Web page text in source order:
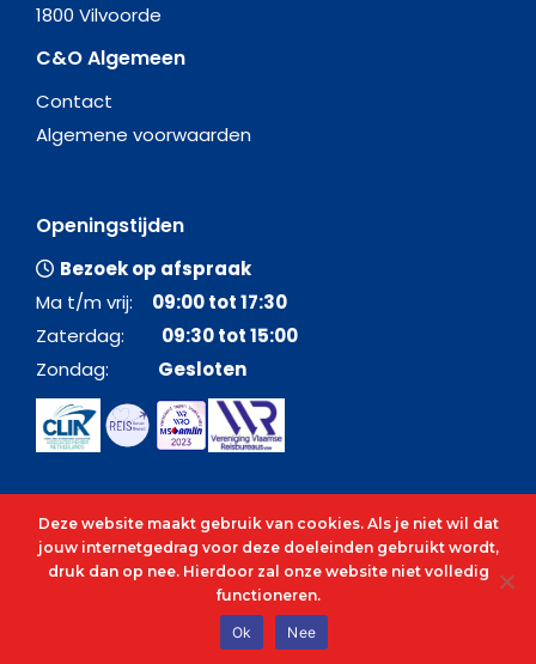
1800 Vilvoorde
C&O Algemeen
Contact
Algemene voorwaarden
Openingstijden
Bezoek op afspraak
Ma t/m vrij: 09:00 tot 17:30
Zaterdag: 09:30 tot 15:00
Zondag: Gesloten
© 2026 - Alle rechten voorbehouden - C&O Cruises
Deze website maakt gebruik van cookies. Als je niet wil dat
jouw internetgedrag voor deze doeleinden gebruikt wordt,
druk dan op nee. Hierdoor zal onze website niet volledig
functioneren.
Ok Nee